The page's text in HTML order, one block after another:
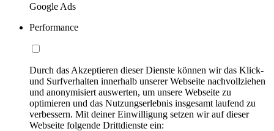
Google Ads
Performance
Durch das Akzeptieren dieser Dienste können wir das Klick-
und Surfverhalten innerhalb unserer Webseite nachvollziehen
und anonymisiert auswerten, um unsere Webseite zu
optimieren und das Nutzungserlebnis insgesamt laufend zu
verbessern. Mit deiner Einwilligung setzen wir auf dieser
Webseite folgende Drittdienste ein: